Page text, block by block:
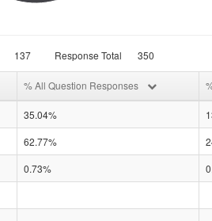
137 Response Total 350
% All Question Responses
35.04%
62.77%
0.73%